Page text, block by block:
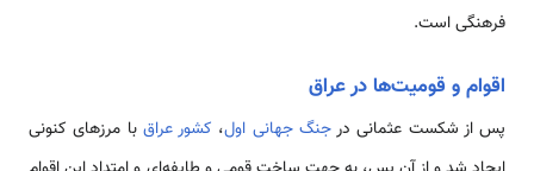
فرهنگی است.
اقوام و قومیت‌ها در عراق
پس از شکست عثمانی درجنگ جهانی اول، کشور عراق با مرزهای کنونی